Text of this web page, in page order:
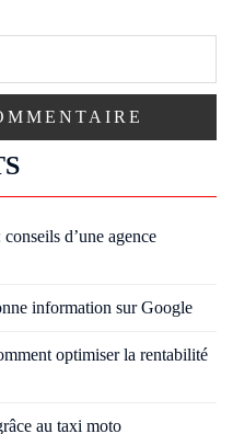
d’une agence
information sur Google
optimiser la rentabilité
au taxi moto